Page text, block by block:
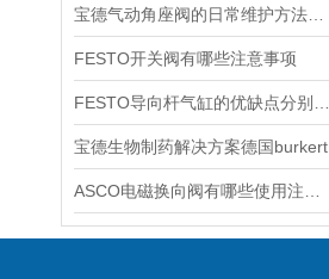
FESTO开关阀有哪些注意事项
宝德生物制药解决方案德国burkert